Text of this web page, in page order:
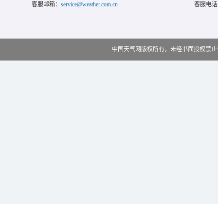
客服邮箱： service@weather.com.cn 客服电
中国天气网版权所有，未经书面授权